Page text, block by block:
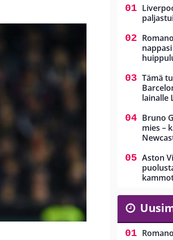
Tämä
lainalle
Bruno
mies –
Aston